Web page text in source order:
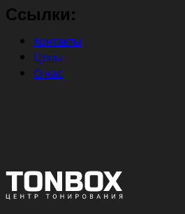
Ссылки:
Контакты
Цены
О нас